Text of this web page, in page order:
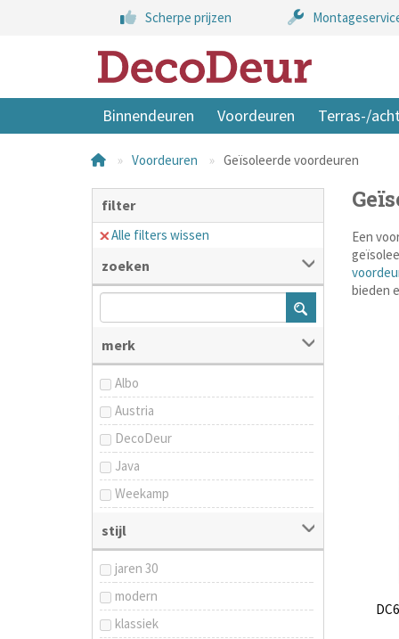
Scherpe prijzen
Binnendeuren Voordeuren Terras-/
Voordeuren Geïsoleerde voordeuren
filter
Alle filters wissen
zoeken
merk
Albo
Austria
DecoDeur
Java
Weekamp
stijl
jaren 30
modern
klassiek
Een
bieden